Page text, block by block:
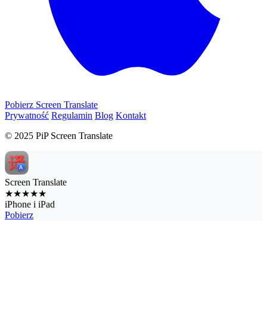
Pobierz Screen Translate
Prywatność Regulamin Blog Kontakt
© 2025 PiP Screen Translate
Screen Translate
★★★★★
iPhone i iPad
Pobierz